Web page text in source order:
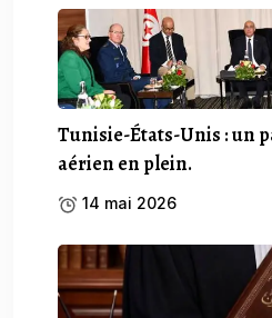
Tunisie-États-Unis : un
aérien en plein.
14 mai 2026